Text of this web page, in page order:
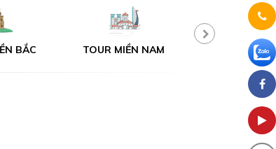
TOUR MIỀN NAM TOUR ĐÀ LẠT